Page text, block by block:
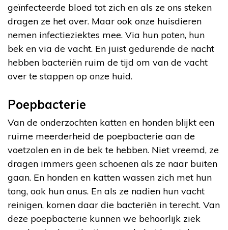
geïnfecteerde bloed tot zich en als ze ons steken
dragen ze het over. Maar ook onze huisdieren
nemen infectieziektes mee. Via hun poten, hun
bek en via de vacht. En juist gedurende de nacht
hebben bacteriën ruim de tijd om van de vacht
over te stappen op onze huid.
Poepbacterie
Van de onderzochten katten en honden blijkt een
ruime meerderheid de poepbacterie aan de
voetzolen en in de bek te hebben. Niet vreemd, ze
dragen immers geen schoenen als ze naar buiten
gaan. En honden en katten wassen zich met hun
tong, ook hun anus. En als ze nadien hun vacht
reinigen, komen daar die bacteriën in terecht. Van
deze poepbacterie kunnen we behoorlijk ziek